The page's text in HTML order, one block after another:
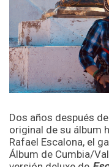
Dos años después
original de su álbum
Rafael Escalona, el
Álbum de Cumbia/